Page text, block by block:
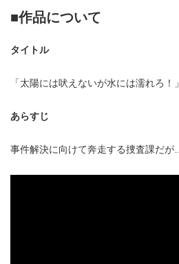
■作品について
タイトル
「太陽には吠えないが水には濡れろ！」
あらすじ
事件解決に向けて奔走する捜査課だが…